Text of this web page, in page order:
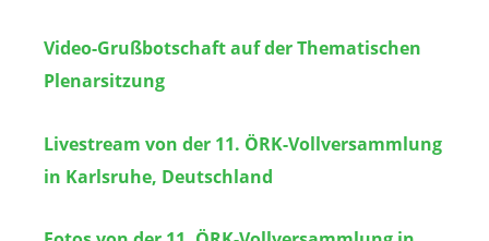
Video-Grußbotschaft auf der Thematischen
Plenarsitzung
Livestream von der 11. ÖRK-Vollversammlung
in Karlsruhe, Deutschland